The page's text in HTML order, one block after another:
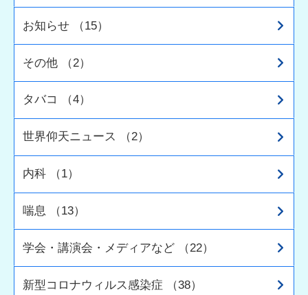
お知らせ （15）
その他 （2）
タバコ （4）
世界仰天ニュース （2）
内科 （1）
喘息 （13）
学会・講演会・メディアなど （22）
新型コロナウィルス感染症 （38）